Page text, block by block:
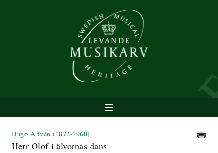
Hugo Alfvén (1872-1960)
Herr Olof i älvornas dans